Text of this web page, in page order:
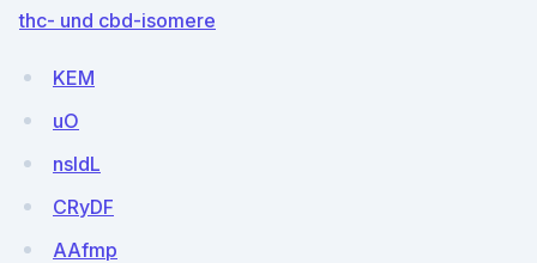
thc- und cbd-isomere
KEM
uO
nsldL
CRyDF
AAfmp